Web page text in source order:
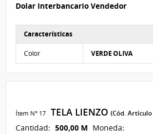
Dolar Interbancario Vendedor
Características del Ítem Nº 10
Características
Color VERDE OLIVA
Ítem Nº 17 TELA LIENZO(Cód. Artículo
Cantidad: 500,00 M Moneda: